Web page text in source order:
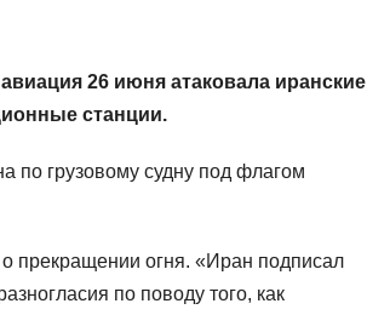
26 июня атаковала иранские
станции.
по грузовому судну под флагом
прекращении огня. «Иран подписал
по поводу того, как